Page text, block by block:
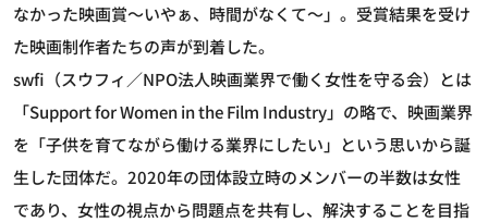
なかった映画賞～いやぁ、時間がなくて～」。受賞結果を受け
た映画制作者たちの声が到着した。
swfi（スウフィ／NPO法人映画業界で働く女性を守る会）とは
「Support for Women in the Film Industry」の略で、映画業界
を「子供を育てながら働ける業界にしたい」という思いから誕
生した団体だ。2020年の団体設立時のメンバーの半数は女性
であり、女性の視点から問題点を共有し、解決することを目指